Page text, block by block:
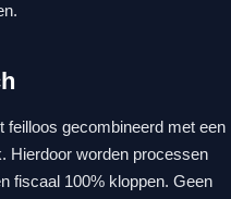
feilloos gecombineerd met een
Hierdoor worden processen
fiscaal 100% kloppen. Geen